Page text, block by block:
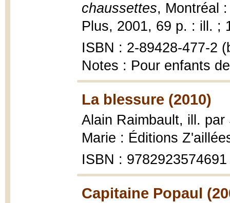
chaussettes, Montréal
Plus, 2001, 69 p. : ill. ;
ISBN : 2-89428-477-2
Notes : Pour enfants
La blessure (2010)
Alain Raimbault, ill.
Marie : Éditions
ISBN : 9782923574691
Capitaine Popaul